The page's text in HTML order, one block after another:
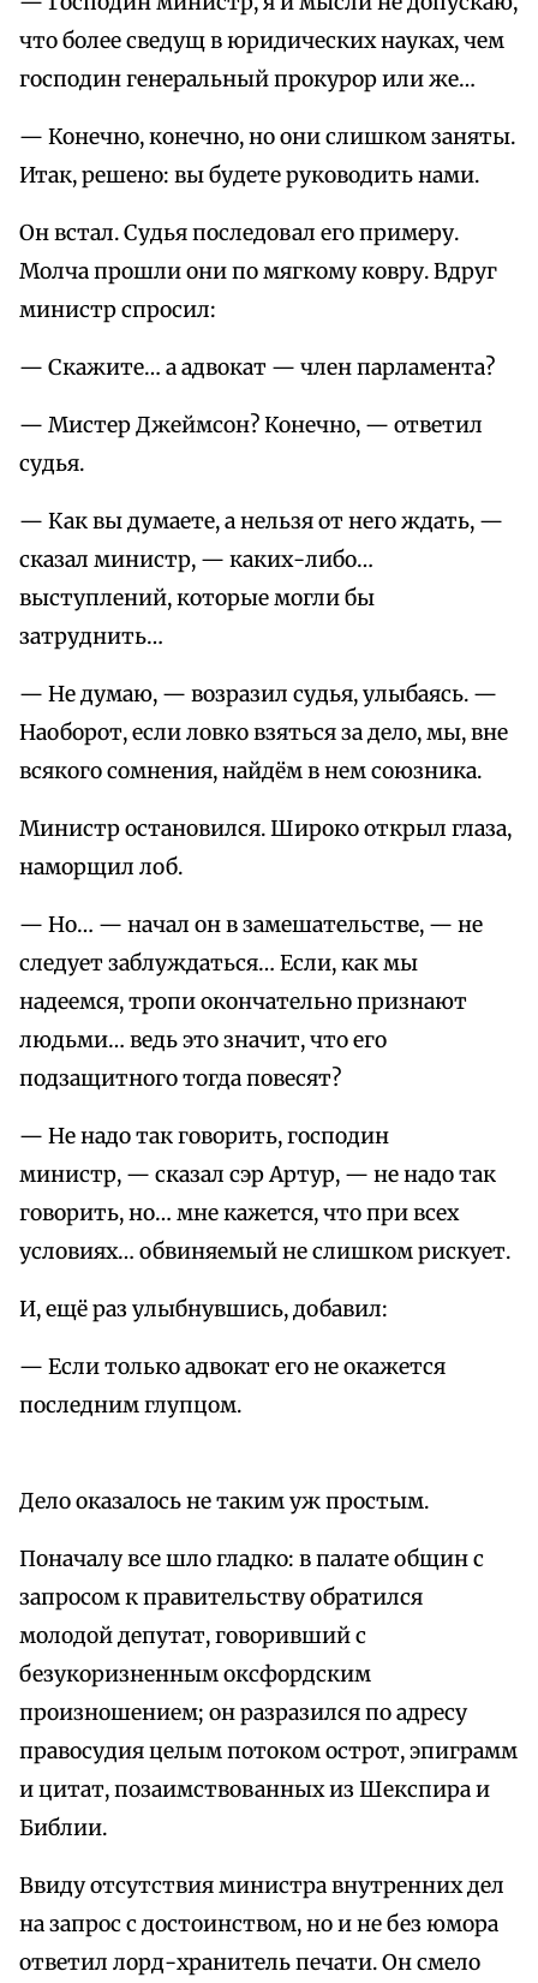
что более сведущ в юридических науках, чем
господин генеральный прокурор или же…
— Конечно, конечно, но они слишком заняты.
Итак, решено: вы будете руководить нами.
Он встал. Судья последовал его примеру.
Молча прошли они по мягкому ковру. Вдруг
министр спросил:
— Скажите… а адвокат — член парламента?
— Мистер Джеймсон? Конечно, — ответил
судья.
— Как вы думаете, а нельзя от него ждать, —
сказал министр, — каких-либо…
выступлений, которые могли бы
затруднить…
— Не думаю, — возразил судья, улыбаясь. —
Наоборот, если ловко взяться за дело, мы, вне
всякого сомнения, найдём в нем союзника.
Министр остановился. Широко открыл глаза,
наморщил лоб.
— Но… — начал он в замешательстве, — не
следует заблуждаться… Если, как мы
надеемся, тропи окончательно признают
людьми… ведь это значит, что его
подзащитного тогда повесят?
— Не надо так говорить, господин
министр, — сказал сэр Артур, — не надо так
говорить, но… мне кажется, что при всех
условиях… обвиняемый не слишком рискует.
И, ещё раз улыбнувшись, добавил:
— Если только адвокат его не окажется
последним глупцом.
Дело оказалось не таким уж простым.
Поначалу все шло гладко: в палате общин с
запросом к правительству обратился
молодой депутат, говоривший с
безукоризненным оксфордским
произношением; он разразился по адресу
правосудия целым потоком острот, эпиграмм
и цитат, позаимствованных из Шекспира и
Библии.
Ввиду отсутствия министра внутренних дел
на запрос с достоинством, но и не без юмора
ответил лорд-хранитель печати. Он смело